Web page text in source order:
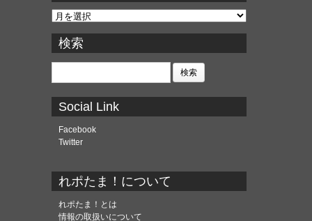
ア
カ
イ
ブ
検索
検
Social Link
Facebook
Twitter
れポたま！について
れポたま！とは
情報の取扱いについて